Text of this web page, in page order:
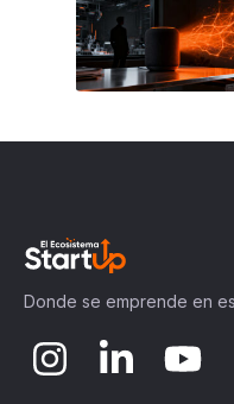
Donde se emprende en